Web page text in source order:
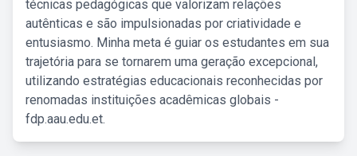
técnicas pedagógicas que valorizam relações
autênticas e são impulsionadas por criatividade e
entusiasmo. Minha meta é guiar os estudantes em sua
trajetória para se tornarem uma geração excepcional,
utilizando estratégias educacionais reconhecidas por
renomadas instituições acadêmicas globais -
fdp.aau.edu.et.